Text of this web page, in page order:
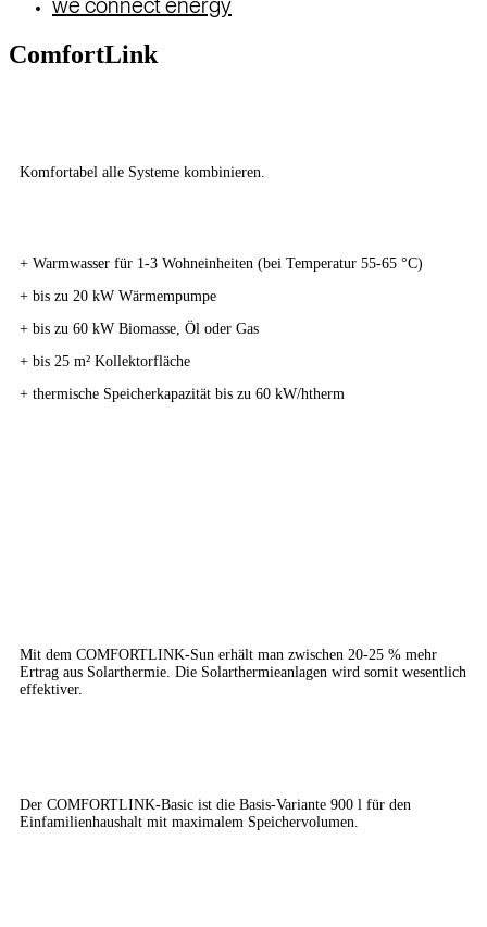
we connect energy
ComfortLink
Komfortabel alle Systeme kombinieren.
+ Warmwasser für 1-3 Wohneinheiten (bei Temperatur 55-65 °C)
+ bis zu 20 kW Wärmempumpe
+ bis zu 60 kW Biomasse, Öl oder Gas
+ bis 25 m² Kollektorfläche
+ thermische Speicherkapazität bis zu 60 kW/htherm
Mit dem COMFORTLINK-Sun erhält man zwischen 20-25 % mehr
Ertrag aus Solarthermie. Die Solarthermieanlagen wird somit wesentlich
effektiver.
Der COMFORTLINK-Basic ist die Basis-Variante 900 l für den
Einfamilienhaushalt mit maximalem Speichervolumen.